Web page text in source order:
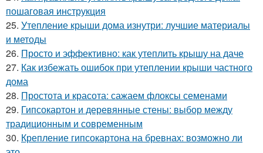
пошаговая инструкция
25. Утепление крыши дома изнутри: лучшие материалы
и методы
26. Просто и эффективно: как утеплить крышу на даче
27. Как избежать ошибок при утеплении крыши частного
дома
28. Простота и красота: сажаем флоксы семенами
29. Гипсокартон и деревянные стены: выбор между
традиционным и современным
30. Крепление гипсокартона на бревнах: возможно ли